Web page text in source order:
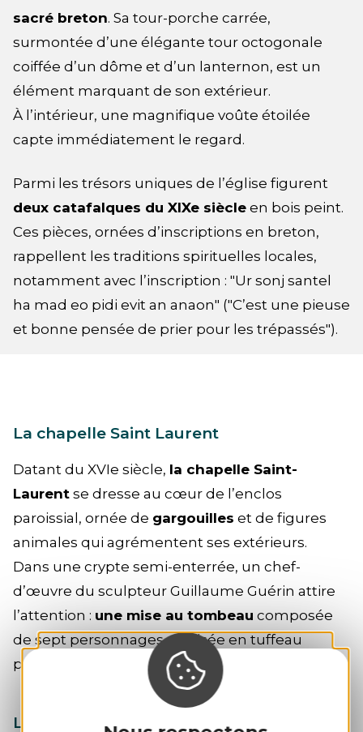
sacré breton. Sa tour-porche carrée,
surmontée d’une élégante tour octogonale
coiffée d’un dôme et d’un lanternon, est un
élément marquant de son extérieur.
À l’intérieur, une magnifique voûte étoilée
capte immédiatement le regard.
Parmi les trésors uniques de l’église figurent
deux catafalques du XIXe siècle en bois peint.
Ces pièces, ornées d’inscriptions en breton,
rappellent les traditions spirituelles locales,
notamment avec l’inscription : "Ur sonj santel
ha mad eo pidi evit an anaon" ("C’est une pieuse
et bonne pensée de prier pour les trépassés").
La chapelle Saint Laurent
Datant du XVIe siècle, la chapelle Saint-
Laurent se dresse au cœur de l’enclos
paroissial, ornée de gargouilles et de figures
animales qui agrémentent ses extérieurs.
Dans une crypte semi-enterrée, un chef-
d’œuvre du sculpteur Guillaume Guérin attire
l’attention : une mise au tombeau composée
de sept personnages, réalisée en tuffeau
polychrome en 1718.
Les fontaines jumelles